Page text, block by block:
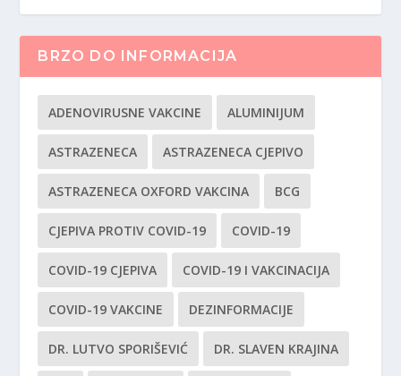
BRZO DO INFORMACIJA
ADENOVIRUSNE VAKCINE ALUMINIJUM
ASTRAZENECA ASTRAZENECA CJEPIVO
ASTRAZENECA OXFORD VAKCINA BCG
CJEPIVA PROTIV COVID-19 COVID-19
COVID-19 CJEPIVA COVID-19 I VAKCINACIJA
COVID-19 VAKCINE DEZINFORMACIJE
DR. LUTVO SPORIŠEVIĆ DR. SLAVEN KRAJINA